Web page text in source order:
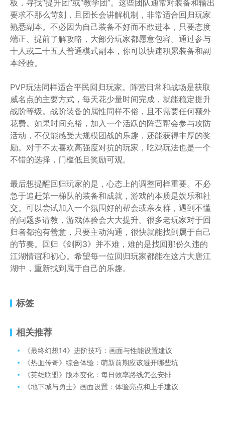
板，寻找“提升团”或“教学团”。这些团队通常对装备和输出
要求不那么苛刻，且团长会讲解机制，非常适合回归玩家
熟悉副本。不必因为自己装备不好而不敢进本，只要态度
端正、提前了解攻略，大部分玩家都愿意包容。通过参与
十人或二十五人普通模式副本，你可以快速积累装备和副
本经验。
PVP玩法同样适合平民回归玩家。阵营日常和战场是获取
威名点的主要方式，每天花少量时间完成，就能稳定提升
战阶等级。战阶装备的属性同样不俗，且不需要任何额外
花费。如果时间充裕，加入一个活跃的阵营帮会参与攻防
活动，不仅能感受大规模团战的乐趣，还能获得丰厚的奖
励。对于不太喜欢高强度对抗的玩家，吃鸡玩法也是一个
不错的选择，门槛低且奖励可观。
最后想提醒回归玩家的是，心态上的调整同样重要。不必
急于追赶第一梯队的装备和成就，游戏的本质是娱乐和社
交。可以尝试加入一个氛围好的帮会或亲友群，遇到不懂
的问题多请教，游戏体验会大大提升。很多老玩家对于回
归者都抱有善意，只要主动沟通，很快就能找到属于自己
的节奏。回归《剑网3》并不难，难的是找回那份久违的
江湖情谊和初心。希望每一位回归玩家都能在这片大唐江
湖中，重新找到属于自己的乐趣。
标签
相关推荐
《最终幻想14》进阶技巧：画面与性能设置建议
《热血传奇》综合体验：萌新前期应该避开哪些坑
《英雄联盟》版本变化：每日效率路线怎么安排
《地下城与勇士》画面设置：体验亮点和上手建议